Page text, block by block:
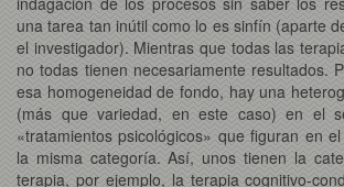
una tarea tan inútil como lo es sinfín (aparte
el investigador). Mientras que todas las
no todas tienen necesariamente resultados.
esa homogeneidad de fondo, hay una
(más que variedad, en este caso) en el
«tratamientos psicológicos» que figuran en
la misma categoría. Así, unos tienen la
terapia, por ejemplo, la terapia cognitivo-